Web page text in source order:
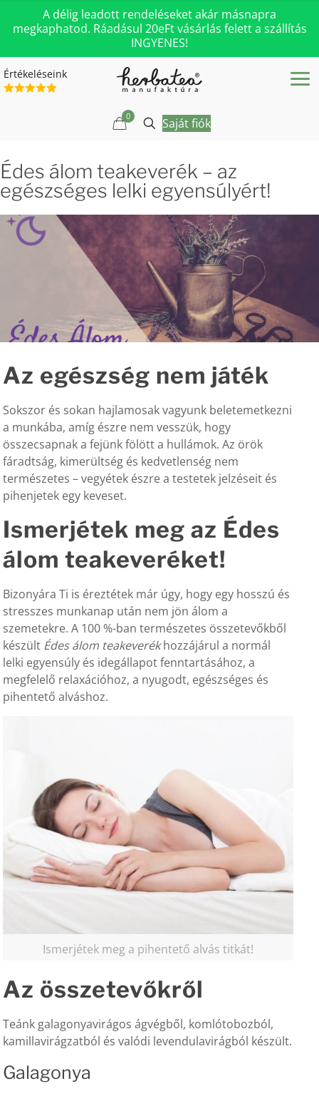
A délig leadott rendeléseket akár másnapra
megkaphatod. Ráadásul 20eFt vásárlás felett a szállítás
INGYENES!
Értékeléseink
0 Saját fiók
Édes álom teakeverék – az
egészséges lelki egyensúlyért!
Az egészség nem játék
Sokszor és sokan hajlamosak vagyunk beletemetkezni
a munkába, amíg észre nem vesszük, hogy
összecsapnak a fejünk fölött a hullámok. Az örök
fáradtság, kimerültség és kedvetlenség nem
természetes – vegyétek észre a testetek jelzéseit és
pihenjetek egy keveset.
Ismerjétek meg az Édes
álom teakeveréket!
Bizonyára Ti is éreztétek már úgy, hogy egy hosszú és
stresszes munkanap után nem jön álom a
szemetekre. A 100 %-ban természetes összetevőkből
készült Édes álom teakeverékhozzájárul a normál
lelki egyensúly és idegállapot fenntartásához, a
megfelelő relaxációhoz, a nyugodt, egészséges és
pihentető alváshoz.
Ismerjétek meg a pihentető alvás titkát!
Az összetevőkről
Teánk galagonyavirágos ágvégből, komlótobozból,
kamillavirágzatból és valódi levendulavirágból készült.
Galagonya